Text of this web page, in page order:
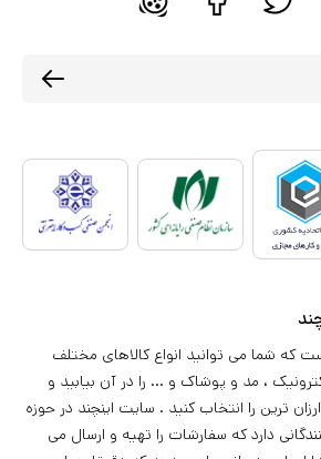
است که شما می توانید انواع کالاهای مختلف
، مد و پوشاک و ... را در آن بیابید و
ترین را انتخاب کنید . سایت اینچند در حوزه
دارد که سفارشات را تهیه و ارسال می